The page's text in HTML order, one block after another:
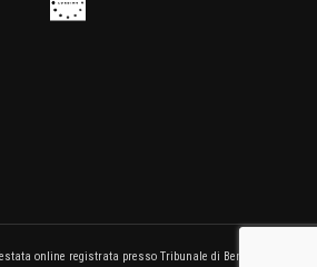
online registrata presso Tribunale di Benevento